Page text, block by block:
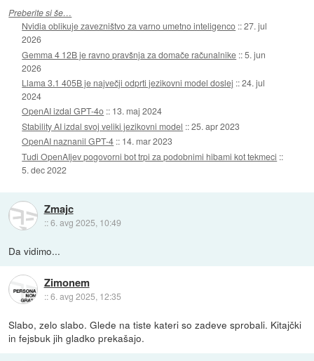
Preberite si še…
Nvidia oblikuje zavezništvo za varno umetno inteligenco ::27. jul
2026
Gemma 4 12B je ravno pravšnja za domače računalnike ::5. jun
2026
Llama 3.1 405B je največji odprti jezikovni model doslej ::24. jul
2024
OpenAI izdal GPT-4o :: 13. maj 2024
Stability AI izdal svoj veliki jezikovni model ::25. apr 2023
OpenAI naznanil GPT-4 :: 14. mar 2023
Tudi OpenAIjev pogovorni bot trpi za podobnimi hibami kot tekmeci ::
5. dec 2022
Zmajc
::6. avg 2025, 10:49
Da vidimo...
Zimonem
::6. avg 2025, 12:35
Slabo, zelo slabo. Glede na tiste kateri so zadeve sprobali. Kitajčki
in fejsbuk jih gladko prekašajo.